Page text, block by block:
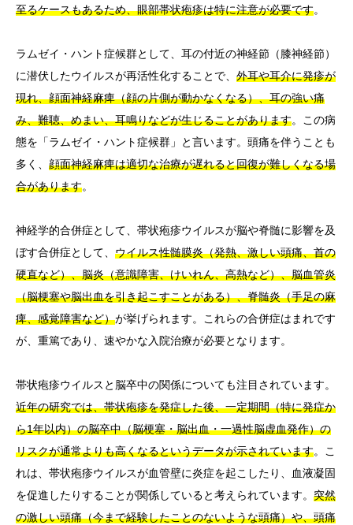
至るケースもあるため、眼部帯状疱疹は特に注意が必要です。
ラムゼイ・ハント症候群として、耳の付近の神経節（膝神経節）
に潜伏したウイルスが再活性化することで、 外耳や耳介に発疹が
現れ、顔面神経麻痺（顔の片側が動かなくなる）、耳の強い痛
み、難聴、めまい、耳鳴りなどが生じることがあります。この病
態を「ラムゼイ・ハント症候群」と言います。頭痛を伴うことも
多く、 顔面神経麻痺は適切な治療が遅れると回復が難しくなる場
合があります。
神経学的合併症として、帯状疱疹ウイルスが脳や脊髄に影響を及
ぼす合併症として、 ウイルス性髄膜炎（発熱、激しい頭痛、首の
硬直など）、脳炎（意識障害、けいれん、高熱など）、脳血管炎
（脳梗塞や脳出血を引き起こすことがある）、脊髄炎（手足の麻
痺、感覚障害など）が挙げられます。これらの合併症はまれです
が、重篤であり、速やかな入院治療が必要となります。
帯状疱疹ウイルスと脳卒中の関係についても注目されています。
近年の研究では、帯状疱疹を発症した後、一定期間（特に発症か
ら1年以内）の脳卒中（脳梗塞・脳出血・一過性脳虚血発作）の
リスクが通常よりも高くなるというデータが示されています。こ
れは、帯状疱疹ウイルスが血管壁に炎症を起こしたり、血液凝固
を促進したりすることが関係していると考えられています。 突然
の激しい頭痛（今まで経験したことのないような頭痛）や、頭痛